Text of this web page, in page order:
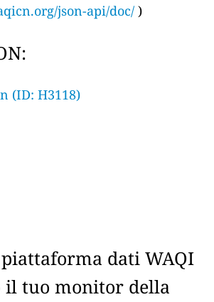
json-api/doc/ )
(ID: H3118)
dati WAQI
il tuo monitor della